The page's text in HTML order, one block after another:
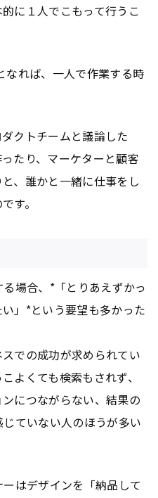
に１人でこもって行うこ
なれば、一人で作業する時
クトチームと議論した
たり、マーケターと顧客
、誰かと一緒に仕事をし
す。
場合、*「とりあえずかっ
」*という要望も多かった
での成功が求められてい
よくても検索もされず、
につながらない、結果の
じていない人のほうが多い
はデザインを「納品して